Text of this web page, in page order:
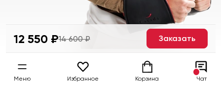
12 550 ₽14 600 ₽ Заказать
Меню Избранное Корзина Чат